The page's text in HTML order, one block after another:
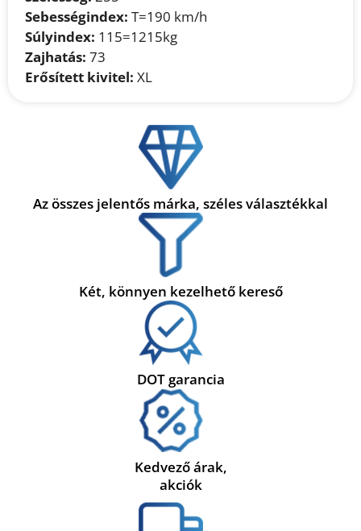
Sebességindex: T=190 km/h
Súlyindex: 115=1215kg
Zajhatás: 73
Erősített kivitel: XL
Az összes jelentős márka, széles választékkal
Két, könnyen kezelhető kereső
DOT garancia
Kedvező árak,
akciók